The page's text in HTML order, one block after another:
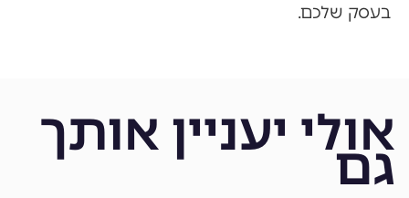
בעסק שלכם.
אולי יעניין אותך
גם